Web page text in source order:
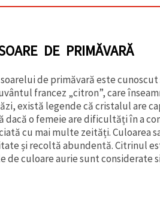
DE PRIMĂVARĂ
de primăvară este
francez „citron”, care
există legende că cristalul are
o femeie are dificultăți în a
cu mai multe zeități. Culoarea
și recoltă abundentă. Citrinul
de culoare aurie sunt